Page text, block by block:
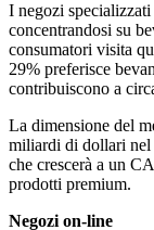
I negozi
concentrandosi su
consumatori visita
29% preferisce
contribuiscono a
La dimensione del
miliardi di dollari nel
che crescerà a un
prodotti premium.
Negozi on-line